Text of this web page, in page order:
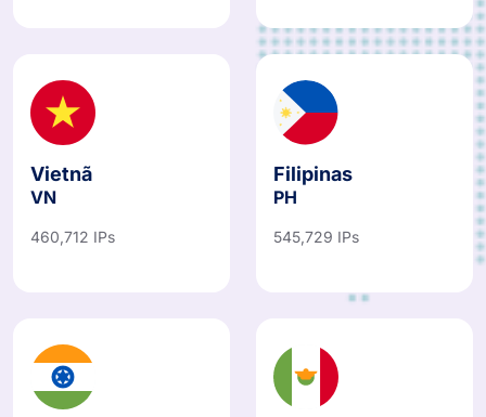
Vietnã
VN
460,712 IPs
Filipinas
PH
545,729 IPs